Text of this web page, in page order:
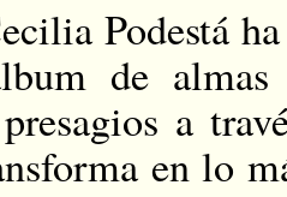
Podestá
de almas
a
en lo